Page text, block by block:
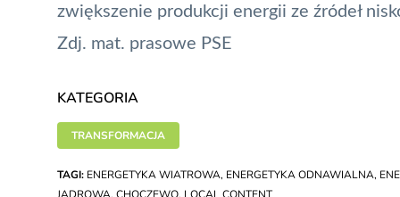
zwiększenie produkcji energii ze źródeł
Zdj. mat. prasowe PSE
KATEGORIA
TRANSFORMACJA
TAGI: ENERGETYKA WIATROWA, ENERGETYKA ODNAWIALNA,